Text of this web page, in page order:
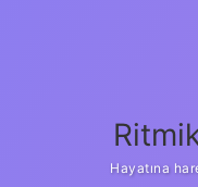
Hayatına